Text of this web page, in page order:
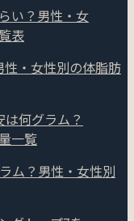
・女性別の体脂肪
ム？男性・女性別